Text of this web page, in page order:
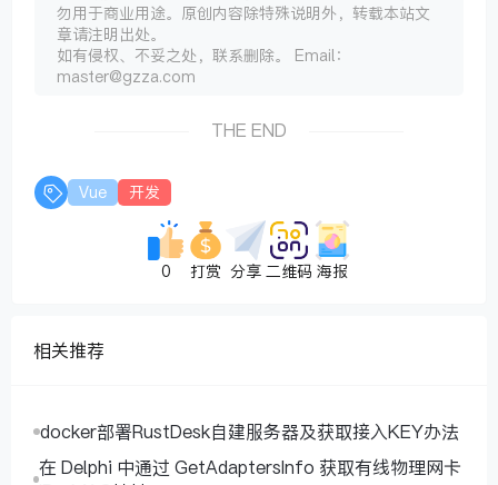
勿用于商业用途。原创内容除特殊说明外，转载本站文
章请注明出处。
如有侵权、不妥之处，联系删除。 Email：
master@gzza.com
THE END
Vue 开发
0 打赏 分享 二维码 海报
相关推荐
docker部署RustDesk自建服务器及获取接入KEY办法
在 Delphi 中通过 GetAdaptersInfo 获取有线物理网卡